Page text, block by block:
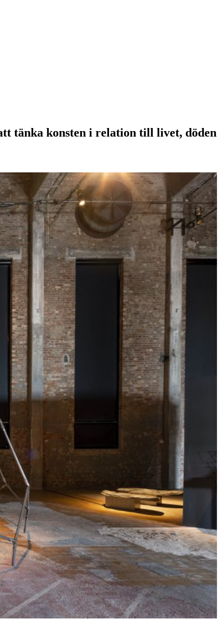
tänka konsten i relation till livet, döden